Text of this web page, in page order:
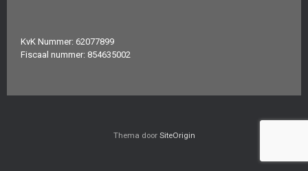
KvK Nummer: 62077899
Fiscaal nummer: 854635002
Thema door SiteOrigin